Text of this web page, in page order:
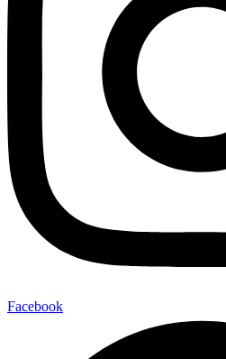
Facebook